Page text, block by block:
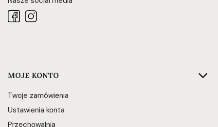
Linki w stopce
MOJE KONTO
Twoje zamówienia
Ustawienia konta
Przechowalnia